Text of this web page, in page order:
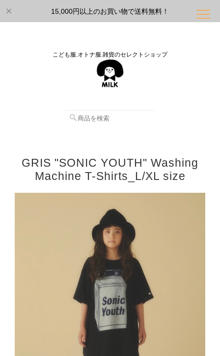
15,000円以上のお買い物で送料無料！
こども服.オトナ服.雑貨のセレクトショップ
GRIS "SONIC YOUTH" Washing
Machine T-Shirts_L/XL size